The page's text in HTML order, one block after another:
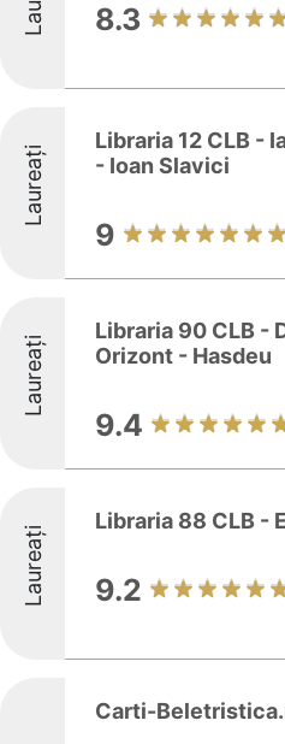
8.3
Laureați
Libraria 12 CLB -
- Ioan Slavici
9
Laureați
Libraria 90 CLB -
Orizont - Hasdeu
9.4
Laureați
Libraria 88 CLB -
9.2
Carti-